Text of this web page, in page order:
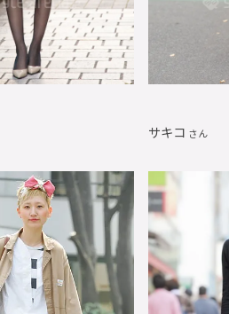
サキコ さん